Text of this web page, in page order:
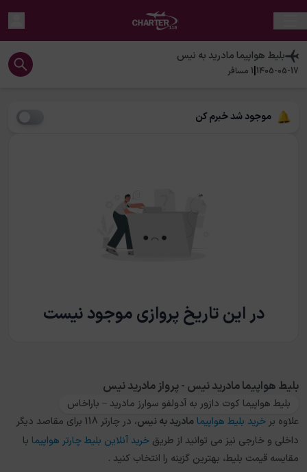
بلیط هواپیمامادرید به نیس
1405-05-17
|
1 مسافر
موجود شد خبرم کن
در این تاریخ پروازی موجود نیست
بلیط هواپیما مادرید نیس - پرواز مادرید نیس
بلیط هواپیما کوت دازور به آدولفو سوارز مادرید – باراخاس
علاوه بر خرید بلیط هواپیما مادریدبهنیس
، در چارتر 118 برای مقاصد دیگر
داخلی و خارجی نیز می توانید از طریق خرید آنلاین بلیط چارتر هواپیما با
مقایسه قیمت بلیط، بهترین گزینه را انتخاب کنید .